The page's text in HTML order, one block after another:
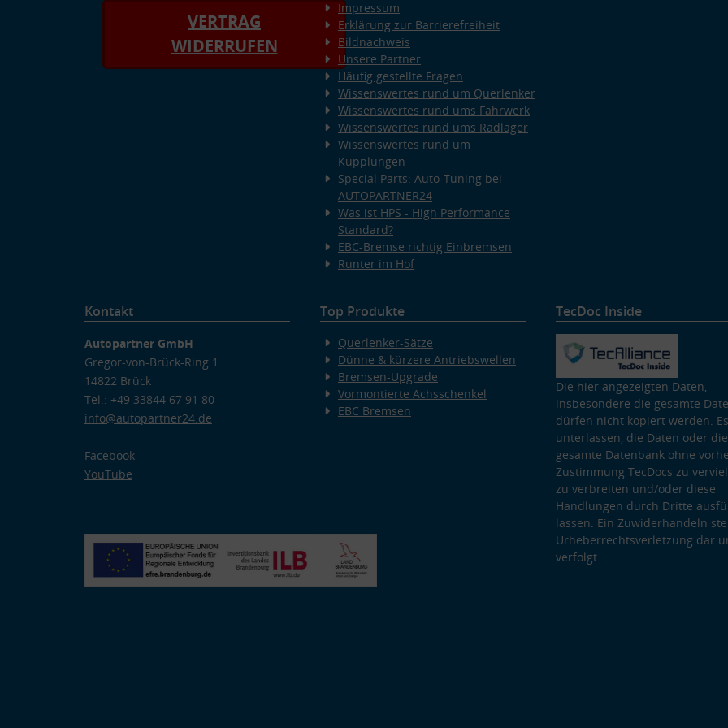
VERTRAG
WIDERRUFEN
Impressum
Erklärung zur Barrierefreiheit
Bildnachweis
Unsere Partner
Häufig gestellte Fragen
Wissenswertes rund um Querlenker
Wissenswertes rund ums Fahrwerk
Wissenswertes rund ums Radlager
Wissenswertes rund um
Kupplungen
Special Parts: Auto-Tuning bei
AUTOPARTNER24
Was ist HPS - High Performance
Standard?
EBC-Bremse richtig Einbremsen
Runter im Hof
Kontakt
Autopartner GmbH
Gregor-von-Brück-Ring 1
14822 Brück
Tel.: +49 33844 67 91 80
info@autopartner24.de
Facebook
YouTube
Top Produkte
Querlenker-Sätze
Dünne & kürzere Antriebswellen
Bremsen-Upgrade
Vormontierte Achsschenkel
EBC Bremsen
TecDoc Inside
Die hier angezeigten Daten,
insbesondere die gesamte
dürfen nicht kopiert werden.
unterlassen, die Daten oder die
gesamte Datenbank ohne
Zustimmung TecDocs zu
zu verbreiten und/oder diese
Handlungen durch Dritte
lassen. Ein Zuwiderhandeln
Urheberrechtsverletzung dar
verfolgt.